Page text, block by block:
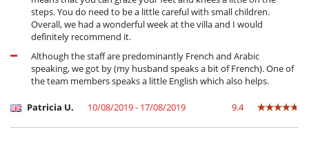
steps. You do need to be a little careful with small children.
Overall, we had a wonderful week at the villa and I would
definitely recommend it.
Although the staff are predominantly French and Arabic
speaking, we got by (my husband speaks a bit of French). One of
the team members speaks a little English which also helps.
Patricia U. 10/08/2019 - 17/08/2019 9.4